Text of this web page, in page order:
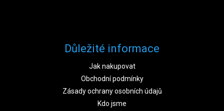
Důležité informace
Jak nakupovat
Obchodní podmínky
Zásady ochrany osobních údajů
Kdo jsme